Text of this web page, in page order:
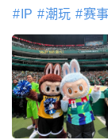
IP 潮玩 赛事